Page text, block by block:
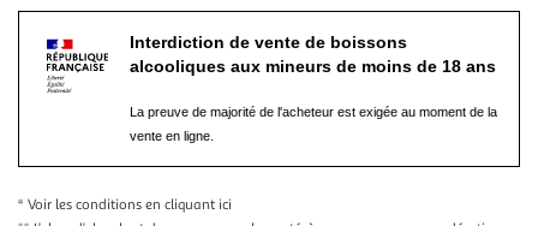
Interdiction de vente de boissons
alcooliques aux mineurs de moins de 18 ans
La preuve de majorité de l'acheteur est exigée au moment de la
vente en ligne.
* Voir les conditions en cliquant ici